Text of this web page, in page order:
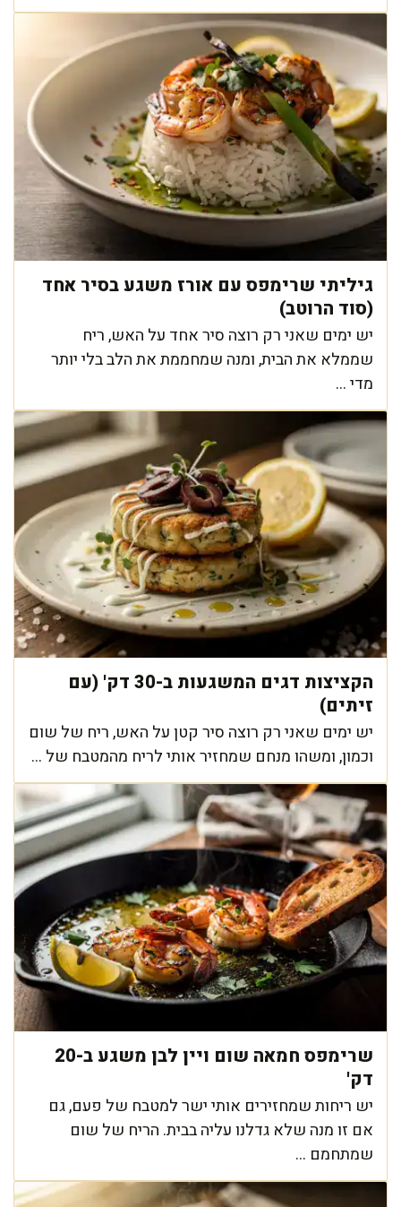
גיליתי שרימפס עם אורז משגע בסיר אחד
(סוד הרוטב)
יש ימים שאני רק רוצה סיר אחד על האש, ריח
שממלא את הבית, ומנה שמחממת את הלב בלי יותר
מדי ...
הקציצות דגים המשגעות ב-30 דק' (עם
זיתים)
יש ימים שאני רק רוצה סיר קטן על האש, ריח של שום
וכמון, ומשהו מנחם שמחזיר אותי לריח מהמטבח של ...
שרימפס חמאה שום ויין לבן משגע ב-20
דק'
יש ריחות שמחזירים אותי ישר למטבח של פעם, גם
אם זו מנה שלא גדלנו עליה בבית. הריח של שום
שמתחמם ...